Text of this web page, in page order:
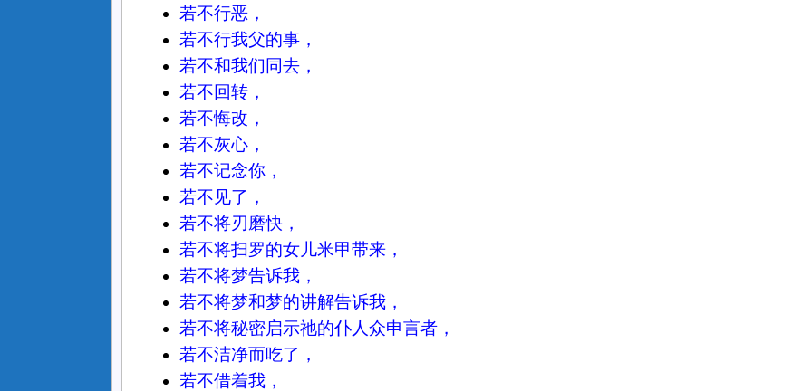
若不行恶，
若不行我父的事，
若不和我们同去，
若不回转，
若不悔改，
若不灰心，
若不记念你，
若不见了，
若不将刃磨快，
若不将扫罗的女儿米甲带来，
若不将梦告诉我，
若不将梦和梦的讲解告诉我，
若不将秘密启示祂的仆人众申言者，
若不洁净而吃了，
若不借着我，